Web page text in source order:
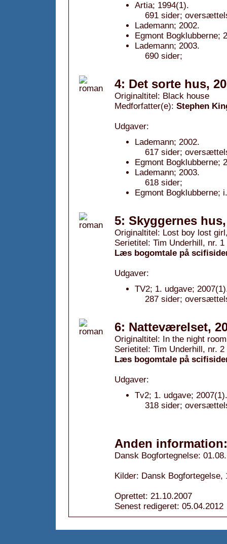
Artia; 1994(1).
691 sider;
Lademann; 2002.
Egmont Bogklubberne;
Lademann; 2003.
690 sider;
4: Det sorte hus,
Originaltitel: Black house
Medforfatter(e): Stephen
Udgaver:
Lademann; 2002.
617 sider;
Egmont Bogklubberne;
Lademann; 2003.
618 sider;
Egmont Bogklubberne;
5: Skyggernes hus,
Originaltitel: Lost boy lost
Serietitel: Tim Underhill, nr. 1
Læs bogomtale på
Udgaver:
TV2; 1. udgave;
287 sider;
6: Natteværelset,
Originaltitel: In the night
Serietitel: Tim Underhill, nr. 2
Læs bogomtale på
Udgaver:
Tv2; 1. udgave; 2007(1).
318 sider;
Anden information:
Dansk Bogfortegnelse:
Kilder: Dansk Bogfortegelse,
Oprettet: 21.10.2007
Senest redigeret: 05.04.2012